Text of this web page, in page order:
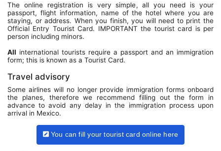
The online registration is very simple, all you need is your
passport, flight information, name of the hotel where you are
staying, or address. When you finish, you will need to print the
Official Entry Tourist Card. IMPORTANT the tourist card is per
person including minors.
All international tourists require a passport and an immigration
form; this is known as a Tourist Card.
Travel advisory
Some airlines will no longer provide immigration forms onboard
the planes, therefore we recommend filling out the form in
advance to avoid any delay in the immigration process upon
arrival in Mexico.
You can fill your tourist card online here